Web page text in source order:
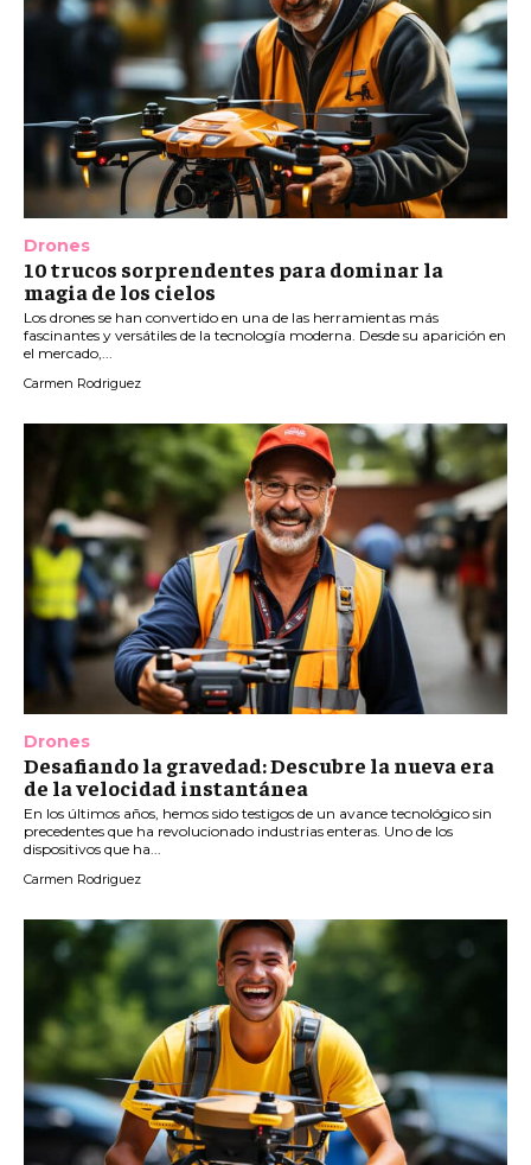
Drones
10 trucos sorprendentes para dominar la
magia de los cielos
Los drones se han convertido en una de las herramientas más
fascinantes y versátiles de la tecnología moderna. Desde su aparición en
el mercado,...
Carmen Rodriguez
Drones
Desafiando la gravedad: Descubre la nueva era
de la velocidad instantánea
En los últimos años, hemos sido testigos de un avance tecnológico sin
precedentes que ha revolucionado industrias enteras. Uno de los
dispositivos que ha...
Carmen Rodriguez